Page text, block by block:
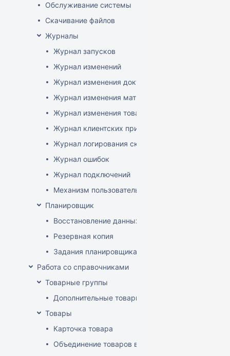
Обслуживание системы
Скачивание файлов
Журналы
Журнал запусков
Журнал изменений
Журнал изменения документов
Журнал изменения матриц
Журнал изменения товаров
Журнал клиентских приложений
Журнал логирования сканирований штрихкодов
Журнал ошибок
Журнал подключений
Механизм пользовательского логирования
Планировщик
Восстановление данных
Резервная копия
Задания планировщика
Работа со справочниками
Товарные группы
Дополнительные товарные группы
Товары
Карточка товара
Объединение товаров в один (Слияние товаров)